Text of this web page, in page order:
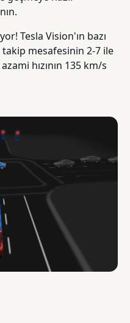
Tesla Vision'ın bazı
takip mesafesinin 2-7 ile
hızının 135 km/s